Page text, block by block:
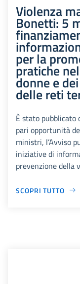
Violenza
Bonetti: 5
per la
pratiche
donne e
delle reti
È stato pubblicato
pari opportunità
ministri, l’Avviso
iniziative di
prevenzione della
SCOPRI TUTTO